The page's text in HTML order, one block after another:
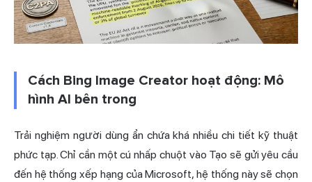
Cách Bing Image Creator hoạt động: Mô
hình AI bên trong
Trải nghiệm người dùng ẩn chứa khá nhiều chi tiết kỹ thuật
phức tạp. Chỉ cần một cú nhấp chuột vào Tạo sẽ gửi yêu cầu
đến hệ thống xếp hạng của Microsoft, hệ thống này sẽ chọn